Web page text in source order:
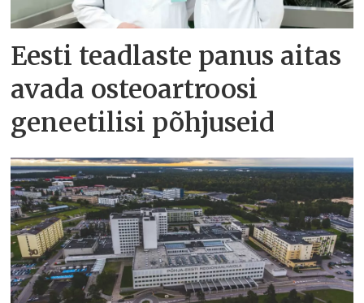
Eesti teadlaste panus aitas
avada osteoartroosi
geneetilisi põhjuseid